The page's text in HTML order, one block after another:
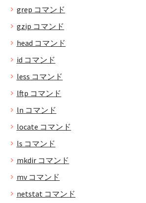
grep コマンド
gzip コマンド
head コマンド
id コマンド
less コマンド
lftp コマンド
ln コマンド
locate コマンド
ls コマンド
mkdir コマンド
mv コマンド
netstat コマンド